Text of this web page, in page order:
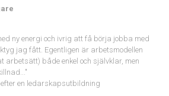
ny energi och ivrig att få börja jobba med
jag fått. Egentligen är arbetsmodellen
arbetsätt) både enkel och självklar, men
en ledarskapsutbildning